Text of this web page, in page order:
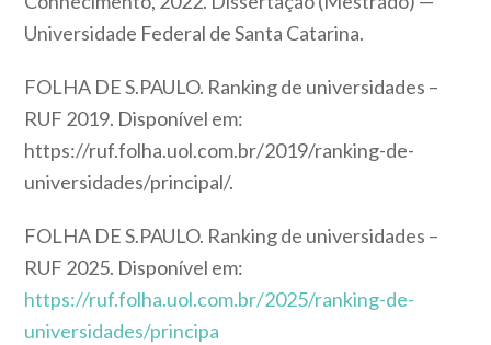
Universidade Federal de Santa Catarina.
FOLHA DE S.PAULO. Ranking de universidades –
RUF 2019. Disponível em:
https://ruf.folha.uol.com.br/2019/ranking-de-
universidades/principal/.
FOLHA DE S.PAULO. Ranking de universidades –
RUF 2025. Disponível em:
https://ruf.folha.uol.com.br/2025/ranking-de-
universidades/principa